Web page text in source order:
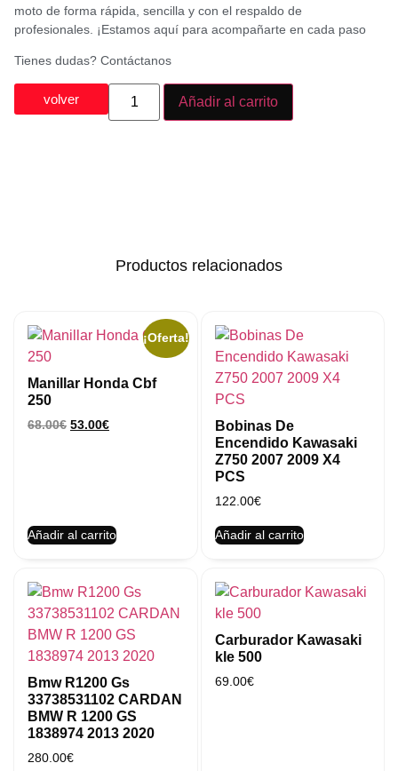
moto de forma rápida, sencilla y con el respaldo de
profesionales. ¡Estamos aquí para acompañarte en cada paso
Tienes dudas? Contáctanos
volver Añadir al carrito
Productos relacionados
¡Oferta!
Manillar Honda Cbf
250
68.00€ 53.00€
Añadir al carrito
Bobinas De
Encendido Kawasaki
Z750 2007 2009 X4
PCS
122.00€
Añadir al carrito
Bmw R1200 Gs
33738531102 CARDAN
BMW R 1200 GS
1838974 2013 2020
280.00€
Carburador Kawasaki
kle 500
69.00€